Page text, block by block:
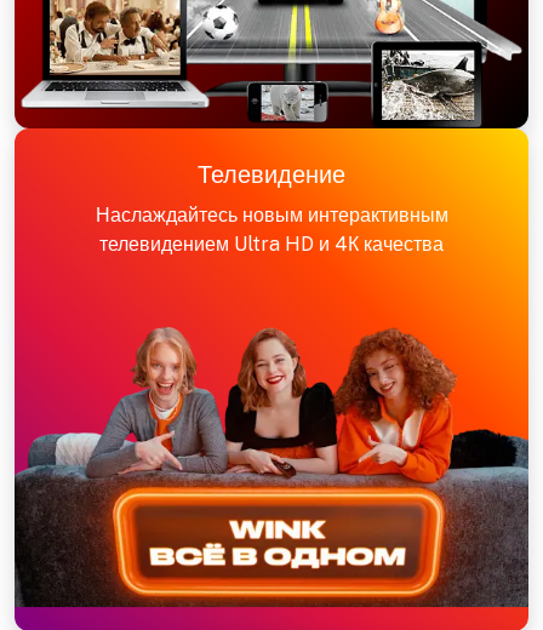
Телевидение
Наслаждайтесь новым интерактивным
телевидением Ultra HD и 4К качества